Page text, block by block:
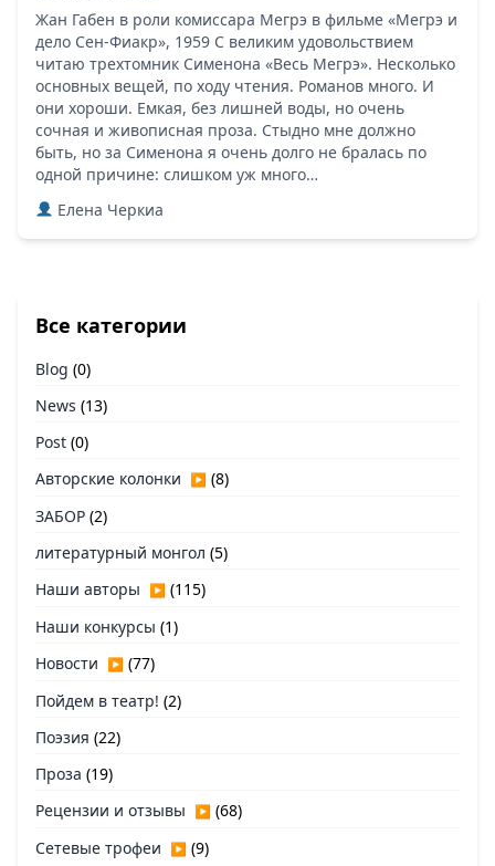
Жан Габен в роли комиссара Мегрэ в фильме «Мегрэ и
дело Сен-Фиакр», 1959 С великим удовольствием
читаю трехтомник Сименона «Весь Мегрэ». Несколько
основных вещей, по ходу чтения. Романов много. И
они хороши. Емкая, без лишней воды, но очень
сочная и живописная проза. Стыдно мне должно
быть, но за Сименона я очень долго не бралась по
одной причине: слишком уж много…
Елена Черкиа
Все категории
Blog (0)
News (13)
Post (0)
Авторские колонки ▶ (8)
ЗАБОР (2)
литературный монгол (5)
Наши авторы ▶ (115)
Наши конкурсы (1)
Новости ▶ (77)
Пойдем в театр! (2)
Поэзия (22)
Проза (19)
Рецензии и отзывы ▶ (68)
Сетевые трофеи ▶ (9)